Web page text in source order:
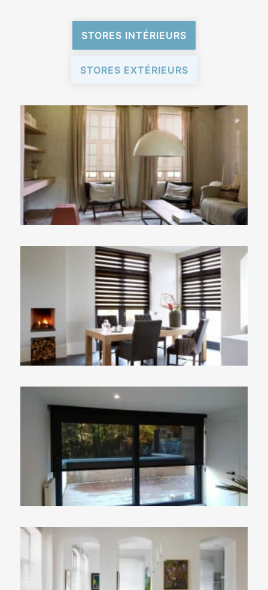
STORES INTÉRIEURS
STORES EXTÉRIEURS